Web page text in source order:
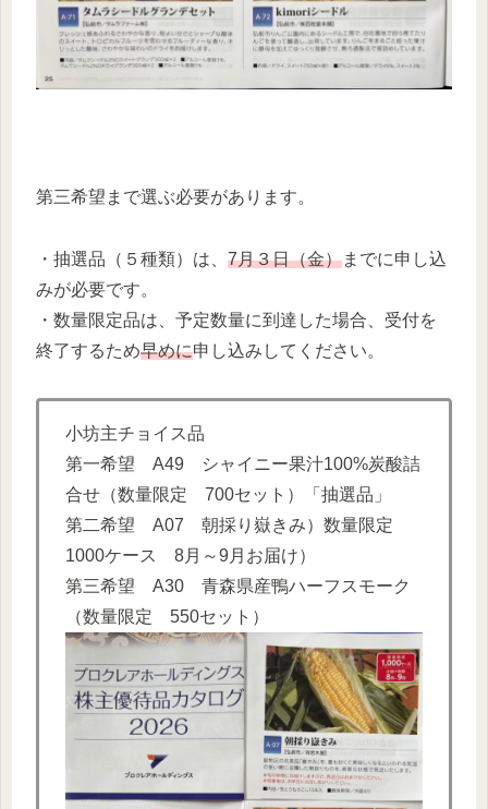
第三希望まで選ぶ必要があります。
・抽選品（５種類）は、 7月３日（金）までに申し込
みが必要です。
・数量限定品は、予定数量に到達した場合、受付を
終了するため早めに申し込みしてください。
小坊主チョイス品
第一希望 A49 シャイニー果汁100%炭酸詰
合せ（数量限定 700セット）「抽選品」
第二希望 A07 朝採り嶽きみ）数量限定
1000ケース 8月～9月お届け）
第三希望 A30 青森県産鴨ハーフスモーク
（数量限定 550セット）